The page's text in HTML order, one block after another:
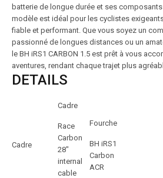
batterie de longue durée et ses
modèle est idéal pour les cyclistes
fiable et performant. Que vous soyez un
passionné de longues distances ou un
le BH iRS1 CARBON 1.5 est prêt à vous
aventures, rendant chaque trajet plus
DETAILS
Cadre
Cadre
Race
Carbon
28″
internal
cable
Fourche
BH iRS1
Carbon
ACR